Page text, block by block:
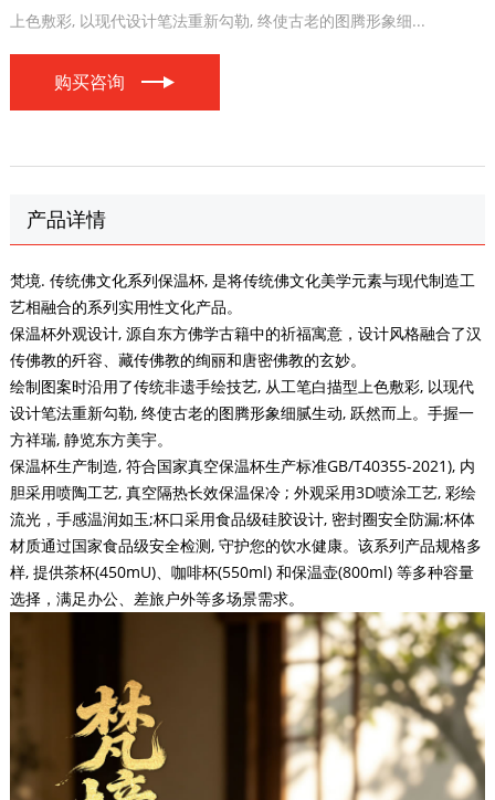
上色敷彩, 以现代设计笔法重新勾勒, 终使古老的图腾形象细...
购买咨询
产品详情
梵境. 传统佛文化系列保温杯, 是将传统佛文化美学元素与现代制造工
艺相融合的系列实用性文化产品。
保温杯外观设计, 源自东方佛学古籍中的祈福寓意，设计风格融合了汉
传佛教的歼容、藏传佛教的绚丽和唐密佛教的玄妙。
绘制图案时沿用了传统非遗手绘技艺, 从工笔白描型上色敷彩, 以现代
设计笔法重新勾勒, 终使古老的图腾形象细腻生动, 跃然而上。手握一
方祥瑞, 静览东方美宇。
保温杯生产制造, 符合国家真空保温杯生产标准GB/T40355-2021), 内
胆采用喷陶工艺, 真空隔热长效保温保冷 ; 外观采用3D喷涂工艺, 彩绘
流光，手感温润如玉;杯口采用食品级硅胶设计, 密封圈安全防漏;杯体
材质通过国家食品级安全检测, 守护您的饮水健康。该系列产品规格多
样, 提供茶杯(450mU)、咖啡杯(550ml) 和保温壶(800ml) 等多种容量
选择，满足办公、差旅户外等多场景需求。